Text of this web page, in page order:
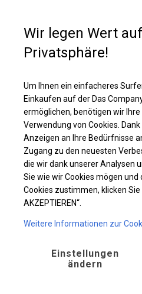
Ganzjährig geöffnete Zelthalle |
Wir legen Wert
Privatsphäre!
Um Ihnen ein einfacheres
Einkaufen auf der Das
ermöglichen, benötigen wir
Verwendung von Cookies.
Anzeigen an Ihre Bedürfnisse
Zugang zu den neuesten
die wir dank unserer Analysen
Sie wie wir Cookies mögen
Cookies zustimmen, klicken Sie
AKZEPTIEREN“.
Weitere Informationen zur
Einstellungen
ändern